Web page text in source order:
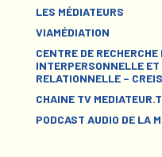
LES MÉDIATEURS
VIAMÉDIATION
CENTRE DE
INTERPERSONNELLE
RELATIONNELLE –
CHAINE TV
PODCAST AUDIO DE LA